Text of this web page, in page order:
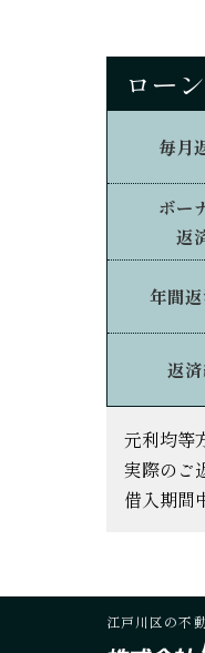
ロー
毎月
ボー
返
年間
返
元利均等
実際のご
借入期間
江戸川区の不